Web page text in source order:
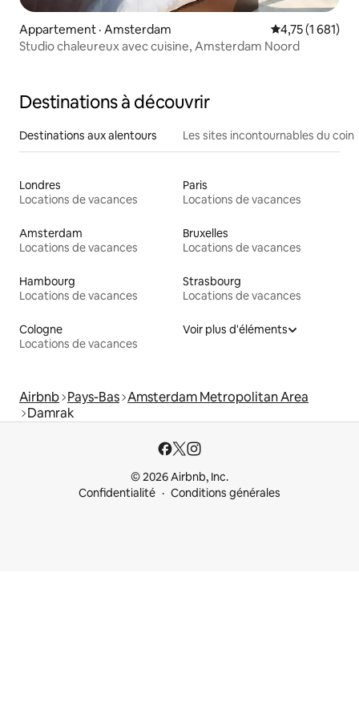
Appartement · Amsterdam Note moyenne
4,75 (1 681)
Studio chaleureux avec cuisine, Amsterdam Noord
Destinations à découvrir
Destinations aux alentours Les sites incontournables du coin
Londres
Locations de vacances
Paris
Locations de vacances
Amsterdam
Locations de vacances
Bruxelles
Locations de vacances
Hambourg
Locations de vacances
Strasbourg
Locations de vacances
Cologne
Locations de vacances
Voir plus d'éléments
Airbnb Pays-Bas Amsterdam Metropolitan Area
Damrak
© 2026 Airbnb, Inc.
Confidentialité
Conditions générales